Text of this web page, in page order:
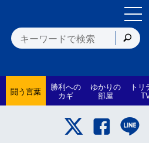
闘う言葉 勝利への
カギ
ゆかりの
部屋
トリ